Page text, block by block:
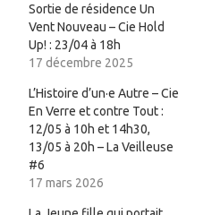
Sortie de résidence Un
Vent Nouveau – Cie Hold
Up! : 23/04 à 18h
17 décembre 2025
L’Histoire d’un·e Autre – Cie
En Verre et contre Tout :
12/05 à 10h et 14h30,
13/05 à 20h – La Veilleuse
#6
17 mars 2026